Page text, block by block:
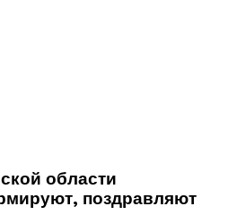
области
поздравляют